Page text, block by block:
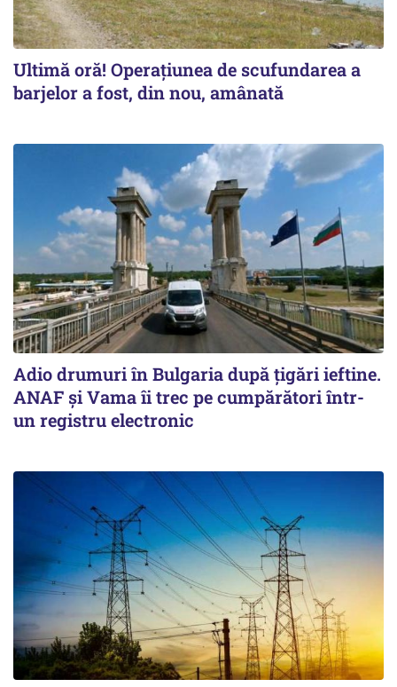
Ultimă oră! Operațiunea de scufundarea a
barjelor a fost, din nou, amânată
Adio drumuri în Bulgaria după țigări ieftine.
ANAF și Vama îi trec pe cumpărători într-
un registru electronic